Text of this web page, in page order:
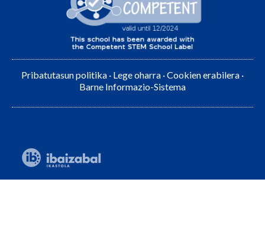
Pribatutasun politika · Lege oharra ·Cookien erabilera ·
Barne Informazio-Sistema